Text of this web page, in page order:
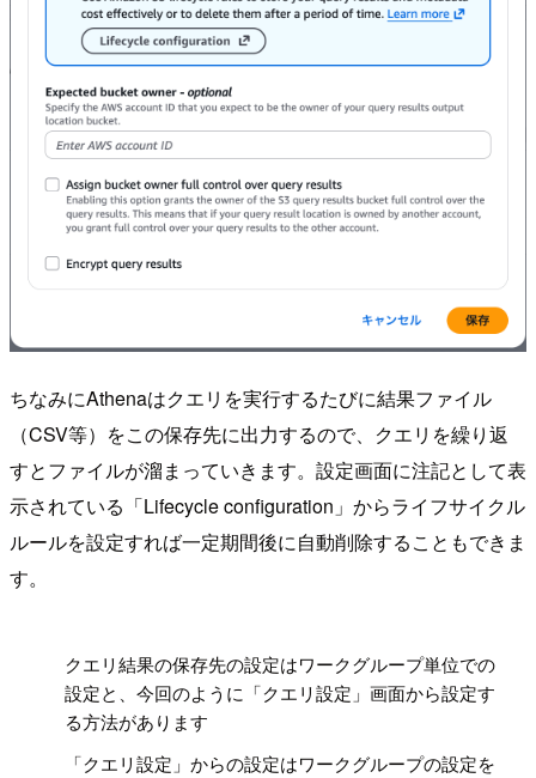
ちなみにAthenaはクエリを実行するたびに結果ファイル
（CSV等）をこの保存先に出力するので、クエリを繰り返
すとファイルが溜まっていきます。設定画面に注記として表
示されている「Lifecycle configuration」からライフサイクル
ルールを設定すれば一定期間後に自動削除することもできま
す。
クエリ結果の保存先の設定はワークグループ単位での
設定と、今回のように「クエリ設定」画面から設定す
る方法があります
「クエリ設定」からの設定はワークグループの設定を